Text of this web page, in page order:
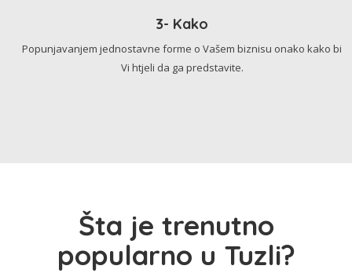
3- Kako
Popunjavanjem jednostavne forme o Vašem biznisu onako kako bi
Vi htjeli da ga predstavite.
Šta je trenutno
popularno u Tuzli?